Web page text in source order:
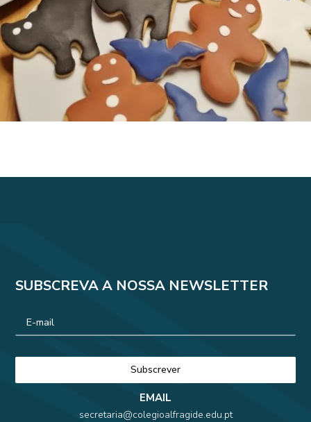
SUBSCREVA A NOSSA NEWSLETTER
EMAIL
secretaria@colegioalfragide.edu.pt